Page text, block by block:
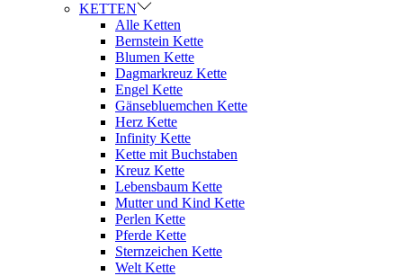
KETTEN
Alle Ketten
Bernstein Kette
Blumen Kette
Dagmarkreuz Kette
Engel Kette
Gänsebluemchen Kette
Herz Kette
Infinity Kette
Kette mit Buchstaben
Kreuz Kette
Lebensbaum Kette
Mutter und Kind Kette
Perlen Kette
Pferde Kette
Sternzeichen Kette
Welt Kette